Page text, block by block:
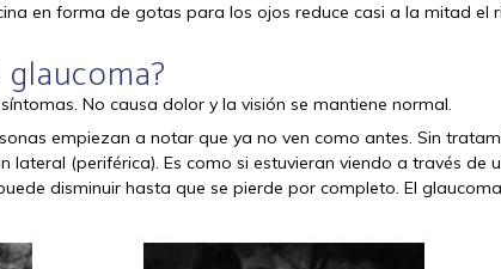
en forma de gotas para los ojos reduce casi a la mitad el
No causa dolor y la visión se mantiene normal.
empiezan a notar que ya no ven como antes. Sin
(periférica). Es como si estuvieran viendo a través de
disminuir hasta que se pierde por completo. El